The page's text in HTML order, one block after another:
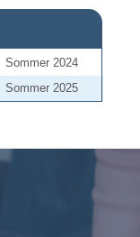
Sommer 2024
Sommer 2025